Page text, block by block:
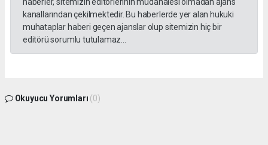
kanallarından çekilmektedir. Bu haberlerde yer alan hukuki
muhataplar haberi geçen ajanslar olup sitemizin hiç bir
editörü sorumlu tutulamaz...
Okuyucu Yorumları (0)